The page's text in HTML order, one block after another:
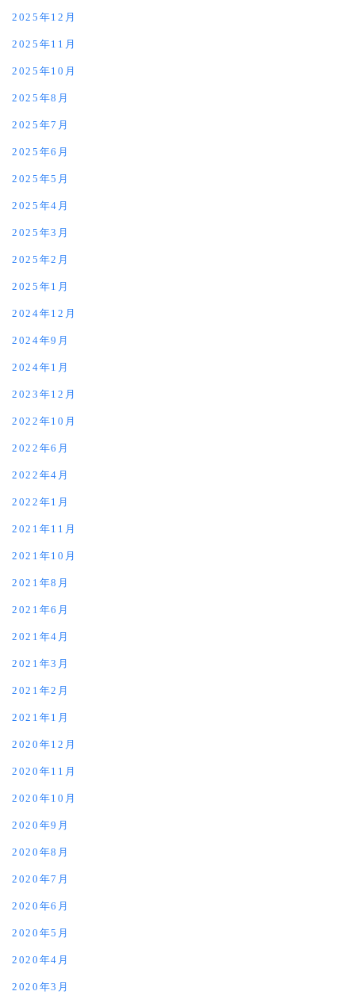
2025年12月
2025年11月
2025年10月
2025年8月
2025年7月
2025年6月
2025年5月
2025年4月
2025年3月
2025年2月
2025年1月
2024年12月
2024年9月
2024年1月
2023年12月
2022年10月
2022年6月
2022年4月
2022年1月
2021年11月
2021年10月
2021年8月
2021年6月
2021年4月
2021年3月
2021年2月
2021年1月
2020年12月
2020年11月
2020年10月
2020年9月
2020年8月
2020年7月
2020年6月
2020年5月
2020年4月
2020年3月